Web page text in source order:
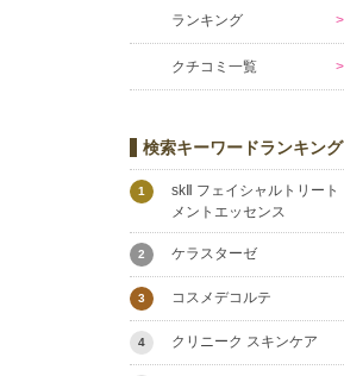
ランキング
クチコミ一覧
検索キーワードランキング
1
skⅡ フェイシャルトリート
メントエッセンス
2 ケラスターゼ
3 コスメデコルテ
4 クリニーク スキンケア